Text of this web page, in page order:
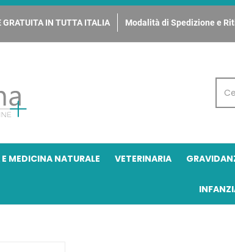
GRATUITA IN TUTTA ITALIA Modalità di Spedizione e
MEDICINA NATURALE VETERINARIA